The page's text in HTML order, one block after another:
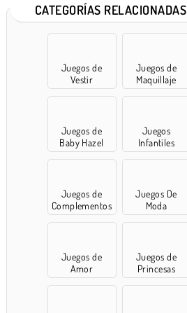
CATEGORÍAS RELACIONADAS
Juegos de
Vestir
Juegos de
Maquillaje
Juegos de
Baby Hazel
Juegos
Infantiles
Juegos de
Complementos
Juegos De
Moda
Juegos de
Amor
Juegos de
Princesas